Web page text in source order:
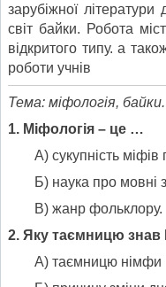
зарубіжної
світ байки. Робота
відкритого типу. а
роботи учнів
Тема: міфологія, байки.
1. Міфологія – це …
А) сукупність міфів
Б) наука про мовні
В) жанр фольклору.
2. Яку таємницю знав
А) таємницю німфи